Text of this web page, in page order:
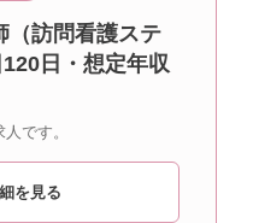
訪問看護ステ
日・想定年収
です。
を見る